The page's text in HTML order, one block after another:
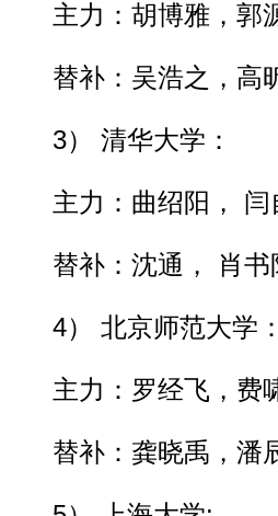
主力：胡博雅，郭源
替补：吴浩之，高
3） 清华大学：
主力：曲绍阳， 闫
替补：沈通， 肖书
4） 北京师范大学：
主力：罗经飞，费啸
替补：龚晓禹，潘